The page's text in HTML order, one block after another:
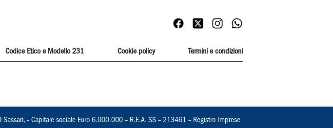
Codice Etico e Modello 231 Cookie policy Termini e condizioni
- Capitale sociale Euro 6.000.000 – R.E.A. SS – 213461 – Registro Imprese